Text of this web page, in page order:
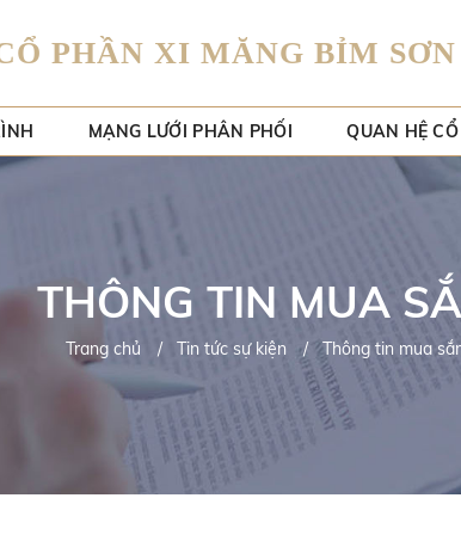
PHẦN XI MĂNG BỈM SƠN
MẠNG LƯỚI PHÂN PHỐI QUAN HỆ
THÔNG TIN MUA
Trang chủ Tin tức sự kiện Thông tin mua